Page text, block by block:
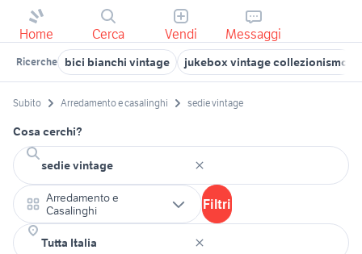
Home Cerca Vendi Messaggi
Ricerche bici bianchi vintage jukebox vintage collezionismo
Subito Arredamento e casalinghi sedie vintage
Cosa cerchi?
Arredamento e
Casalinghi
Filtri